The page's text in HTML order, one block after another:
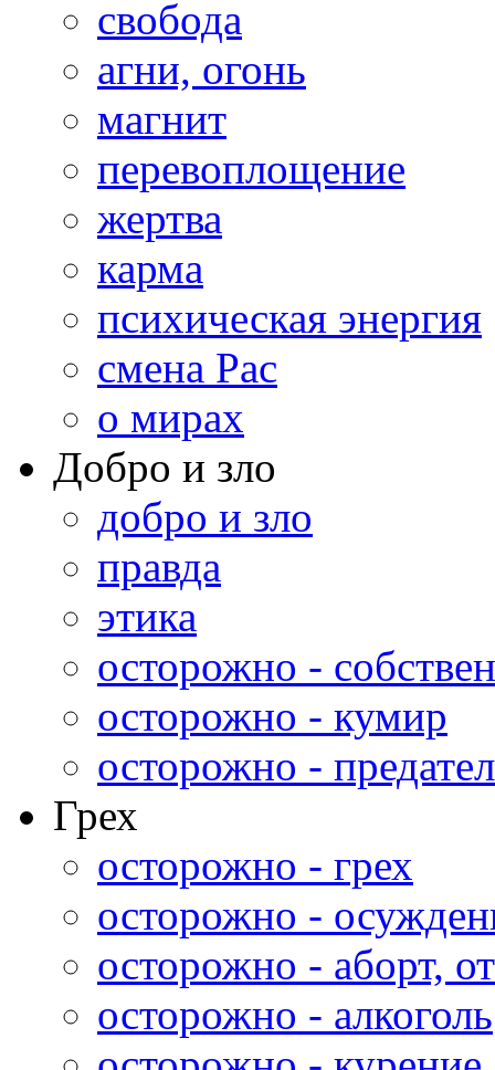
свобода
агни, огонь
магнит
перевоплощение
жертва
карма
психическая энергия
смена Рас
о мирах
Добро и зло
добро и зло
правда
этика
осторожно -
осторожно - кумир
осторожно -
Грех
осторожно - грех
осторожно -
осторожно - аборт,
осторожно - алкоголь